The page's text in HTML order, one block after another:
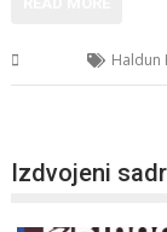
Haldun
Izdvojeni